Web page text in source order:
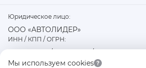
Мы используем cookies
Юридическое лицо:
ООО «АВТОЛИДЕР»
ИНН / КПП / ОГРН:
7726402915 / 772601001 / 1177746487918
Физический / юридический адрес: